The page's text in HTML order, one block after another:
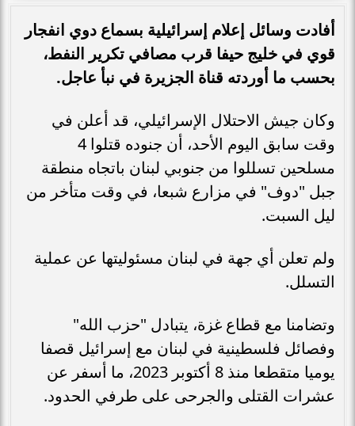
أفادت وسائل إعلام إسرائيلية بسماع دوي انفجار
قوي في خليج حيفا قرب مصافي تكرير النفط،
بحسب ما أوردته قناة الجزيرة في نبأ عاجل.
وكان جيش الاحتلال الإسرائيلي، قد أعلن في
وقت سابق اليوم الأحد، أن جنوده قتلوا 4
مسلحين تسللوا من جنوبي لبنان باتجاه منطقة
جبل "دوف" في مزارع شبعا، في وقت متأخر من
ليل السبت.
ولم تعلن أي جهة في لبنان مسئوليتها عن عملية
التسلل.
وتضامنا مع قطاع غزة، يتبادل "حزب الله"
وفصائل فلسطينية في لبنان مع إسرائيل قصفا
يوميا متقطعا منذ 8 أكتوبر 2023، ما أسفر عن
عشرات القتلى والجرحى على طرفي الحدود.